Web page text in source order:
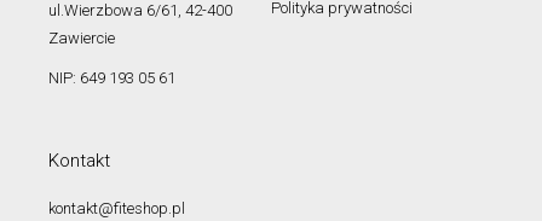
ul.Wierzbowa 6/61, 42-400
Zawiercie
NIP: 649 193 05 61
Polityka prywatności
Kontakt
kontakt@fiteshop.pl